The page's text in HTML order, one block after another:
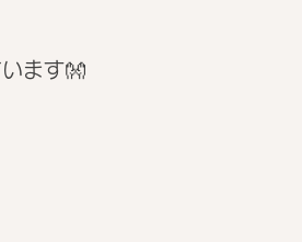
ます👐